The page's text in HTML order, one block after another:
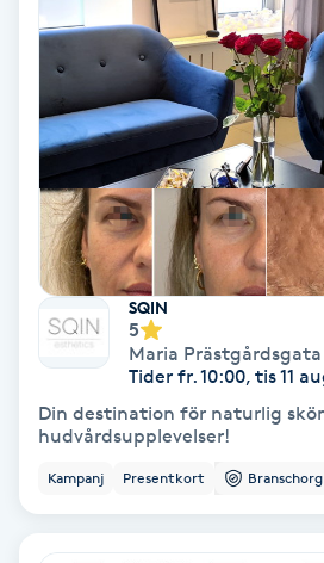
Brynplockning
Bröllopsuppsättning
Celluliter
Coachning
Color correction
Cryoterapi
SQIN
5
Maria Prästgårdsgata
Tider fr. 10:00, tis 11
Din destination för naturlig
hudvårdsupplevelser!
Kampanj Presentkort